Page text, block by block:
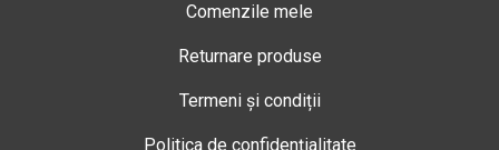
Comenzile mele
Returnare produse
Termeni și condiții
Politica de confidențialitate